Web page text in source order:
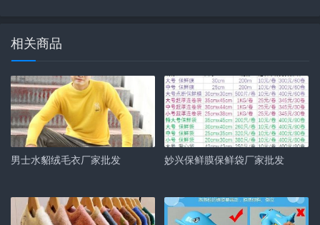
相关商品
男士水貂绒毛衣厂家批发 妙兴保鲜膜保鲜袋厂家批发